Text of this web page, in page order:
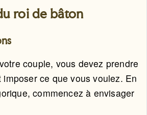
roi de bâton
couple, vous devez prendre
ce que vous voulez. En
commencez à envisager